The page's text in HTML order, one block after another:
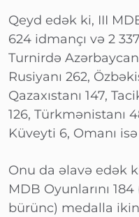
Qeyd edək ki, III
624 idmançı və 2
Turnirdə
Rusiyanı 262,
Qazaxıstanı 147,
126, Türkmənistanı
Küveyti 6, Omanı
Onu da əlavə edək
MDB Oyunlarını 184
bürünc) medalla